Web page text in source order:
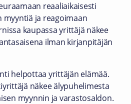
reaaliaikaisesti
ja reagoimaan
kaupassa yrittäjä näkee
ilman kirjanpitäjän
helpottaa yrittäjän elämää.
näkee älypuhelimesta
myynnin ja varastosaldon.